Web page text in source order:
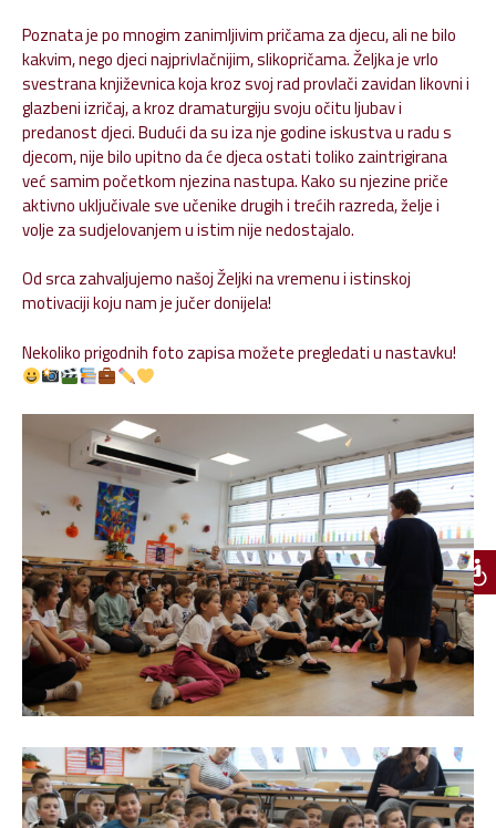
Poznata je po mnogim zanimljivim pričama za djecu, ali ne bilo
kakvim, nego djeci najprivlačnijim, slikopričama. Željka je vrlo
svestrana književnica koja kroz svoj rad provlači zavidan likovni i
glazbeni izričaj, a kroz dramaturgiju svoju očitu ljubav i
predanost djeci. Budući da su iza nje godine iskustva u radu s
djecom, nije bilo upitno da će djeca ostati toliko zaintrigirana
već samim početkom njezina nastupa. Kako su njezine priče
aktivno uključivale sve učenike drugih i trećih razreda, želje i
volje za sudjelovanjem u istim nije nedostajalo.
Od srca zahvaljujemo našoj Željki na vremenu i istinskoj
motivaciji koju nam je jučer donijela!
Nekoliko prigodnih foto zapisa možete pregledati u nastavku!